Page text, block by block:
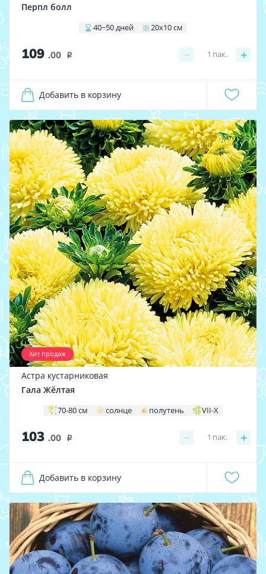
Перпл болл
40−50 дней 20х10 см
109 .00 i − +
1 пак.
Добавить в корзину
Хит продаж
Астра кустарниковая
Гала Жёлтая
70-80 см солнце полутень VII-X
103 .00 i − +
1 пак.
Добавить в корзину